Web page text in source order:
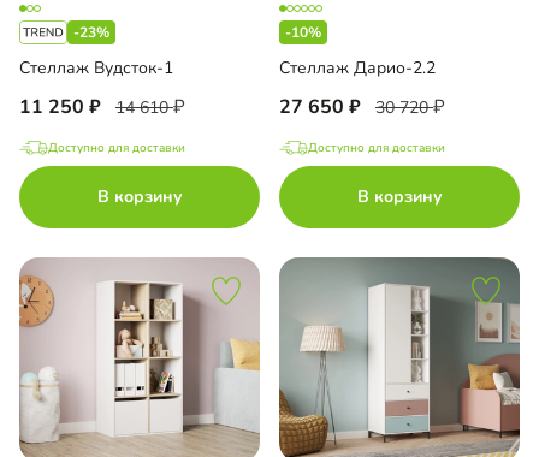
-23%
Стеллаж Вудсток-1
11 250 14 610
Доступно для доставки
В корзину
-10%
Стеллаж Дарио-2.2
27 650 30 720
Доступно для доставки
В корзину